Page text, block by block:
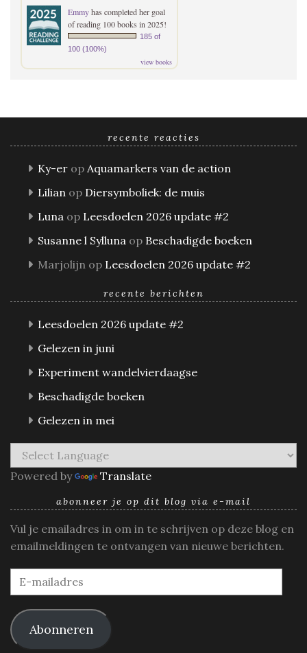
Emmyhas completed her goal
of reading 100 books in 2025!
185 of
100 (100%)
view books
recente reacties
Ky-er op Aquamarkers van de action
Lilian op Diersymboliek: de muis
Luna op Leesdoelen 2026 update #2
Susanne l Sylluna op Beschadigde boeken
Marjolijn op Leesdoelen 2026 update #2
recente berichten
Leesdoelen 2026 update #2
Gelezen in juni
Experiment wandelvierdaagse
Beschadigde boeken
Gelezen in mei
Powered by Translate
abonneer je op dit blog via e-mail
Vul je emailadres in om in te schrijven op deze blog en
emailmeldingen te ontvangen van nieuwe berichten.
E-
mailadres
Abonneren